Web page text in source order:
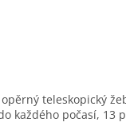
teleskopický
každého počasí, 13